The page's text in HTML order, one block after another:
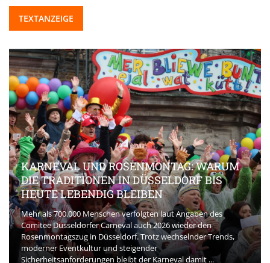
TEXTANZEIGE
KARNEVAL UND ROSENMONTAG: WARUM
DIE TRADITIONEN IN DÜSSELDORF BIS
HEUTE LEBENDIG BLEIBEN
Mehr als 700.000 Menschen verfolgten laut Angaben des
Comitee Düsseldorfer Carneval auch 2026 wieder den
Rosenmontagszug in Düsseldorf. Trotz wechselnder Trends,
moderner Eventkultur und steigender
Sicherheitsanforderungen bleibt der Karneval damit ...